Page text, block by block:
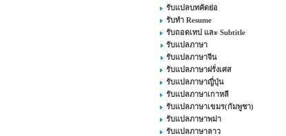
รับแปลบทคัดย่อ
รับทำ Resume
รับถอดเทป และ Subtitle
รับแปลภาษา
รับแปลภาษาจีน
รับแปลภาษาฝรั่งเศส
รับแปลภาษาญี่ปุ่น
รับแปลภาษาเกาหลี
รับแปลภาษาเขมร(กัมพูชา)
รับแปลภาษาพม่า
รับแปลภาษาลาว